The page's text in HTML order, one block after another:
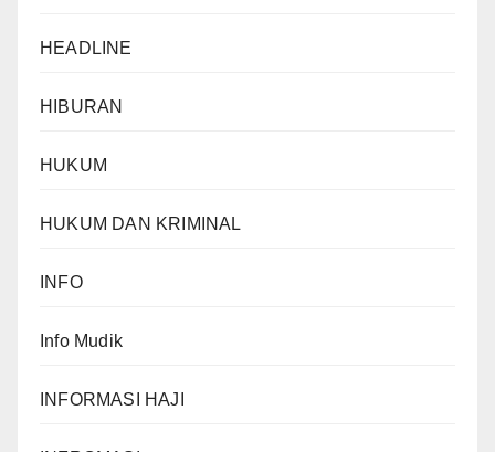
HEADLINE
HIBURAN
HUKUM
HUKUM DAN KRIMINAL
INFO
Info Mudik
INFORMASI HAJI